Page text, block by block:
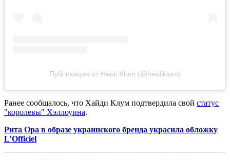
Публикация от Heidi Klum (@heidiklum)
Ранее сообщалось, что Хайди Клум подтвердила свой статус
"королевы" Хэллоуина.
Рита Ора в образе украинского бренда украсила обложку
L’Officiel